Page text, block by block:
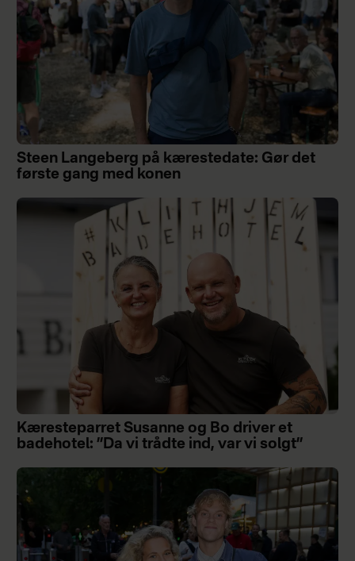
Steen Langeberg på kærestedate: Gør det
første gang med konen
Kæresteparret Susanne og Bo driver et
badehotel: ”Da vi trådte ind, var vi solgt”